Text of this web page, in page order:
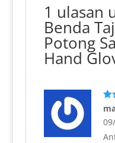
1 ulasan
Benda
Potong
Hand